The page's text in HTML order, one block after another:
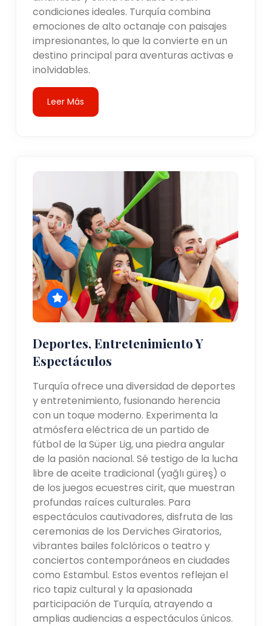
condiciones ideales. Turquía combina
emociones de alto octanaje con paisajes
impresionantes, lo que la convierte en un
destino principal para aventuras activas e
inolvidables.
Leer Más
Deportes, Entretenimiento Y
Espectáculos
Turquía ofrece una diversidad de deportes
y entretenimiento, fusionando herencia
con un toque moderno. Experimenta la
atmósfera eléctrica de un partido de
fútbol de la Süper Lig, una piedra angular
de la pasión nacional. Sé testigo de la lucha
libre de aceite tradicional (yağlı güreş) o
de los juegos ecuestres cirit, que muestran
profundas raíces culturales. Para
espectáculos cautivadores, disfruta de las
ceremonias de los Derviches Giratorios,
vibrantes bailes folclóricos o teatro y
conciertos contemporáneos en ciudades
como Estambul. Estos eventos reflejan el
rico tapiz cultural y la apasionada
participación de Turquía, atrayendo a
amplias audiencias a espectáculos únicos.